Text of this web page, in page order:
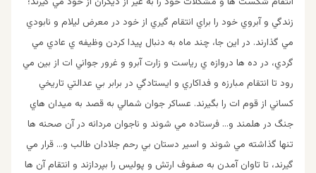
زندگي و آبروي خود را براي انتقام گيري از خود در معرض ليلام و نابودي
مي گذارند. در اين جا، چند ماه به دنبال پيدا كردن وظيفه ي عادي مي
گردي، در ده ها دروازه ي رياست و زارت آبرو و غرور جواني ات از بين مي
رود تا انتقام مبارزه و فداكاري و ايستادگي در برابر بي عدالتي تاريخي
كساني از قوم ات را بگيرند. عساكر جوان شمالي به قصد به ميدان هاي
جنگ در هلمند و… فرستاده مي شوند و ناجوان مردانه در آن صحنه ها
تنها گذاشته مي شوند و اسير دستان بي رحم جلادان طالب و… قرار مي
گيرند، تا تاوان آمدن به صفوف ارتش و پوليس را بپردازند و انتقام آن ها